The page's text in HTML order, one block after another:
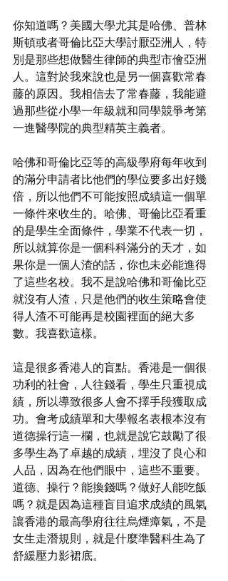
你知道嗎？美國大學尤其是哈佛、普林
斯頓或者哥倫比亞大學討厭亞洲人，特
別是那些想做醫生律師的典型市儈亞洲
人。這對於我來說也是另一個喜歡常春
藤的原因。我相信去了常春藤，我能避
過那些從小學一年級就和同學競爭考第
一進醫學院的典型精英主義者。
哈佛和哥倫比亞等的高級學府每年收到
的滿分申請者比他們的學位要多出好幾
倍，所以他們不可能按照成績這一個單
一條件來收生的。哈佛、哥倫比亞看重
的是學生全面條件，學業不代表一切，
所以就算你是一個科科滿分的天才，如
果你是一個人渣的話，你也未必能進得
了這些名校。我不是說哈佛和哥倫比亞
就沒有人渣，只是他們的收生策略會使
得人渣不可能再是校園裡面的絕大多
數。我喜歡這樣。
這是很多香港人的盲點。香港是一個很
功利的社會，人往錢看，學生只重視成
績，所以導致很多人會不擇手段獲取成
功。會考成績單和大學報名表根本沒有
道德操行這一欄，也就是說它鼓勵了很
多學生為了卓越的成績，埋沒了良心和
人品，因為在他們眼中，這些不重要。
道德、操行？能換錢嗎？做好人能吃飯
嗎？就是因為這種盲目追求成績的風氣
讓香港的最高學府往往烏煙瘴氣，不是
女生走潛規則，就是什麼準醫科生為了
舒緩壓力影裙底。